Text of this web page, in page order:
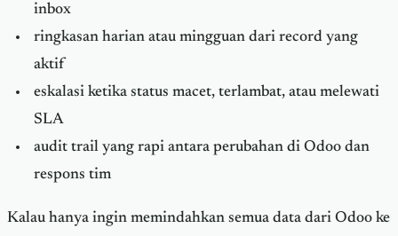
inbox
ringkasan harian atau mingguan dari record yang
aktif
eskalasi ketika status macet, terlambat, atau melewati
SLA
audit trail yang rapi antara perubahan di Odoo dan
respons tim
Kalau hanya ingin memindahkan semua data dari Odoo ke